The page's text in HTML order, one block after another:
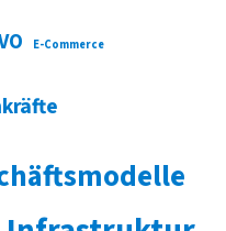
E-Commerce